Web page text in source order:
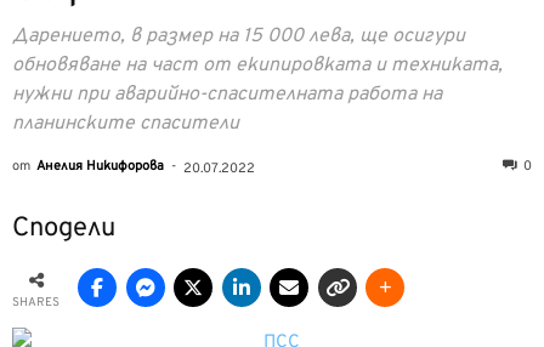
Дарението, в размер на 15 000 лева, ще осигури
обновяване на част от екипировката и техниката,
нужни при аварийно-спасителната работа на
планинските спасители
от Анелия Никифорова - 20.07.2022 0
Сподели
SHARES